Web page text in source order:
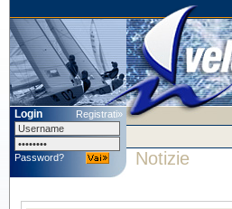
Login Registrati»
Password? Notizie